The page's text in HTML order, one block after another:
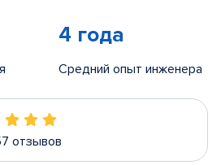
4 года
Средний опыт инженера
отзывов